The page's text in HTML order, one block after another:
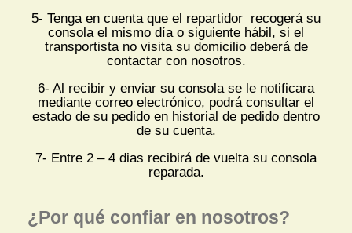
5- Tenga en cuenta que el repartidor recogerá su
consola el mismo día o siguiente hábil, si el
transportista no visita su domicilio deberá de
contactar con nosotros.
6- Al recibir y enviar su consola se le notificara
mediante correo electrónico, podrá consultar el
estado de su pedido en historial de pedido dentro
de su cuenta.
7- Entre 2 – 4 dias recibirá de vuelta su consola
reparada.
¿Por qué confiar en nosotros?